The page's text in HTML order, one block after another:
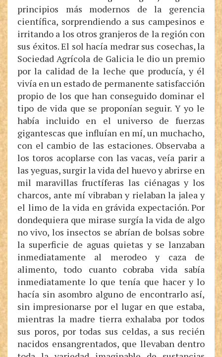
principios más modernos de la gerencia
científica, sorprendiendo a sus campesinos e
irritando a los otros granjeros de la región con
sus éxitos. El sol hacía medrar sus cosechas, la
Sociedad Agrícola de Galicia le dio un premio
por la calidad de la leche que producía, y él
vivía en un estado de permanente satisfacción
propio de los que han conseguido dominar el
tipo de vida que se proponían seguir. Y yo le
había incluido en el universo de fuerzas
gigantescas que influían en mí, un muchacho,
con el cambio de las estaciones. Observaba a
los toros acoplarse con las vacas, veía parir a
las yeguas, surgir la vida del huevo y abrirse en
mil maravillas fructíferas las ciénagas y los
charcos, ante mí vibraban y rielaban la jalea y
el limo de la vida en grávida expectación. Por
dondequiera que mirase surgía la vida de algo
no vivo, los insectos se abrían de bolsas sobre
la superficie de aguas quietas y se lanzaban
inmediatamente al merodeo y caza de
alimento, todo cuanto cobraba vida sabía
inmediatamente lo que tenía que hacer y lo
hacía sin asombro alguno de encontrarlo así,
sin impresionarse por el lugar en que estaba,
mientras la madre tierra exhalaba por todos
sus poros, por todas sus celdas, a sus recién
nacidos ensangrentados, que llevaban dentro